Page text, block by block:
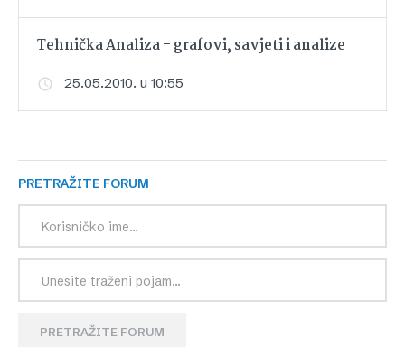
Tehnička Analiza - grafovi, savjeti i analize
25.05.2010. u 10:55
PRETRAŽITE FORUM
PRETRAŽITE FORUM